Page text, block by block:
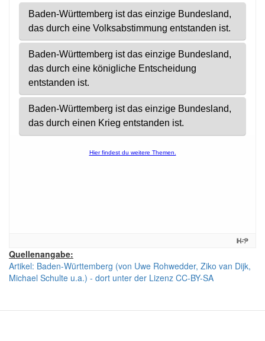
Quellenangabe:
Artikel: Baden-Württemberg (von Uwe Rohwedder, Ziko van Dijk,
Michael Schulte u.a.) - dort unter der Lizenz CC-BY-SA